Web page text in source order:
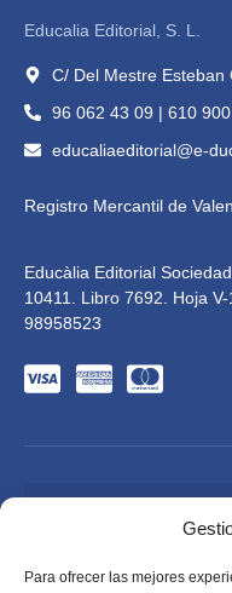
Para ofrecer las mejores
Educalia Editorial, S. L.
C/ Del Mestre Esteban
96 062 43 09 | 610 900
educaliaeditorial@e-
Registro Mercantil de
Educàlia Editorial
10411. Libro 7692. Hoja
98958523
Educàlia Editorial S.L.